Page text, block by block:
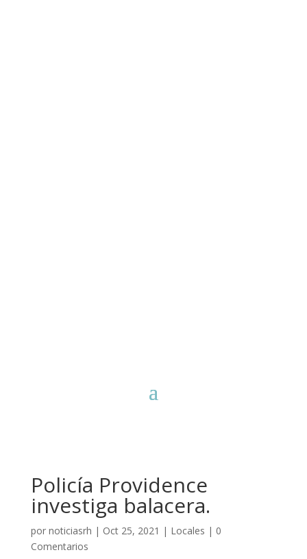
Policía Providence
investiga balacera.
por noticiasrh | Oct 25, 2021 | Locales | 0
Comentarios